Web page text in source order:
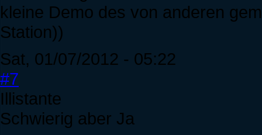
kleine Demo des von anderen
Station))
Sat, 01/07/2012 - 05:22
#7
Illistante
Schwierig aber Ja